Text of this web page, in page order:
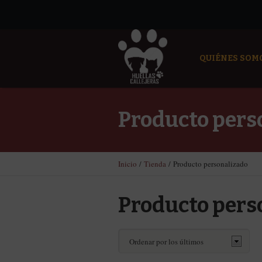
QUIÉNES
Producto
Inicio / Tienda / Producto personalizado
Producto